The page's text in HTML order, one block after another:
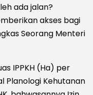
ada jalan?
akses bagi
Seorang Menteri
IPPKH (Ha) per
Planologi Kehutanan